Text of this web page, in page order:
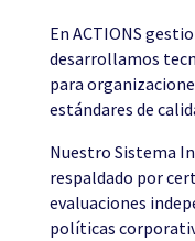
En ACTIONS
desarrollamos
para
estándares de
Nuestro Sistema
respaldado por
evaluaciones
políticas